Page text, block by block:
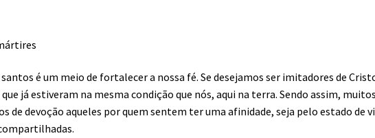
é um meio de fortalecer a nossa fé. Se desejamos ser imitadores de
já estiveram na mesma condição que nós, aqui na terra. Sendo assim, muitos
de devoção aqueles por quem sentem ter uma afinidade, seja pelo estado de